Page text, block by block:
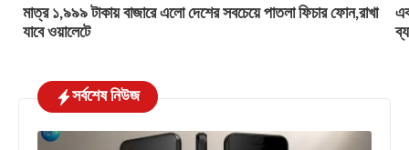
মাত্র ১,৯৯৯ টাকায় বাজারে এলো দেশের সবচেয়ে পাতলা ফিচার ফোন,রাখা
যাবে ওয়ালেটে
সর্বশেষ নিউজ